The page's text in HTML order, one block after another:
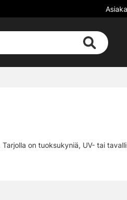
on tuoksukyniä, UV- tai